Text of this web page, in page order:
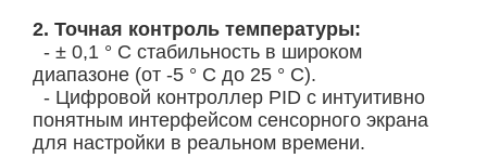
2. Точная контроль температуры:
- ± 0,1 ° C стабильность в широком
диапазоне (от -5 ° C до 25 ° C).
- Цифровой контроллер PID с интуитивно
понятным интерфейсом сенсорного экрана
для настройки в реальном времени.